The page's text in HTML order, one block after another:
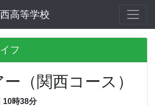
高等学校
フ
（関西コース）
10時38分